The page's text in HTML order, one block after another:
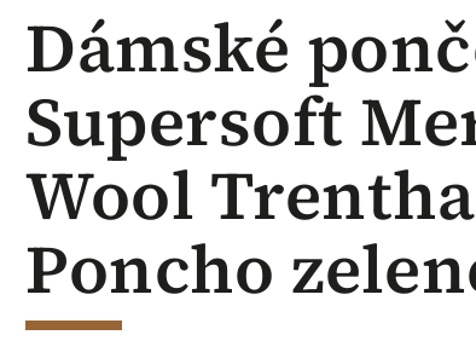
Dámské
Supersoft
Wool
Poncho